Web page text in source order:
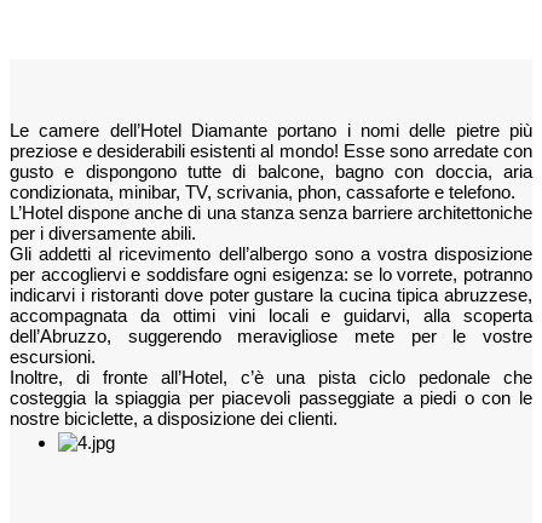
Le camere dell’Hotel Diamante portano i nomi delle pietre più
preziose e desiderabili esistenti al mondo! Esse sono arredate con
gusto e dispongono tutte di balcone, bagno con doccia, aria
condizionata, minibar, TV, scrivania, phon, cassaforte e telefono.
L’Hotel dispone anche di una stanza senza barriere architettoniche
per i diversamente abili.
Gli addetti al ricevimento dell’albergo sono a vostra disposizione
per accogliervi e soddisfare ogni esigenza: se lo vorrete, potranno
indicarvi i ristoranti dove poter gustare la cucina tipica abruzzese,
accompagnata da ottimi vini locali e guidarvi, alla scoperta
dell’Abruzzo, suggerendo meravigliose mete per le vostre
escursioni.
Inoltre, di fronte all’Hotel, c’è una pista ciclo pedonale che
costeggia la spiaggia per piacevoli passeggiate a piedi o con le
nostre biciclette, a disposizione dei clienti.